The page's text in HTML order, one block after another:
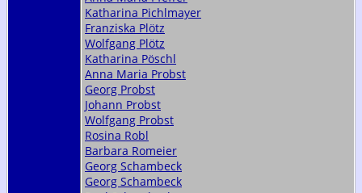
Katharina Pichlmayer
Franziska Plötz
Wolfgang Plötz
Katharina Pöschl
Anna Maria Probst
Georg Probst
Johann Probst
Wolfgang Probst
Rosina Robl
Barbara Romeier
Georg Schambeck
Georg Schambeck